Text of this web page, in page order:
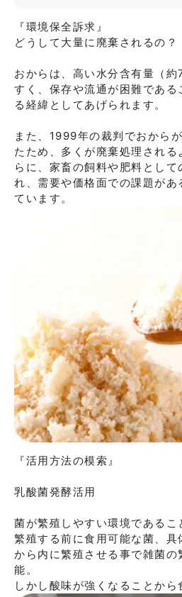
『環境保全訴求』
どうして大量に廃棄されるの？
おからは、高い水分含有量（
すく、保存や流通が困難であ
る経緯としてあげられます。
また、1999年の裁判でおから
たため、多くが廃棄処理される
らに、家畜の飼料や肥料として
れ、需要や価格面での課題があ
ています。
『活用方法の模索』
乳酸菌発酵活用
菌が繁殖しやすい環境である
繁殖する前に食用可能な菌、具
から内に繁殖させる事で雑菌の
能。
しかし酸味が強くなることから